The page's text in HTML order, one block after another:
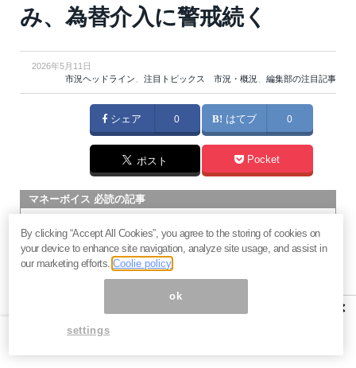
み、為替介入に警戒続く
2026年5月11日
市況ヘッドライン、 注目トピックス 市況・概況、 編集部の注目記事
シェア 0 はてブ 0
ポスト Pocket
マネーボイス 必読の記事
将来性とリスク
過去最高益「サンリオ」は買いか？決算で見えた“強い事
業”と“脆い統治”の同居
村田製作所なぜ株価3.8倍急騰？AIデータセンター需要の期待
社
×
By clicking “Accept All Cookies”, you agree to the storing of cookies on
your device to enhance site navigation, analyze site usage, and assist in
our marketing efforts.Coolie policy
ok
settings